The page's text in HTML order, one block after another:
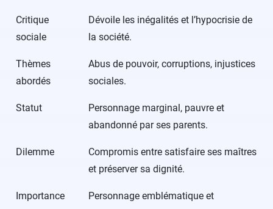
Critique
sociale
Dévoile les inégalités et l’hypocrisie de
la société.
Thèmes
abordés
Abus de pouvoir, corruptions, injustices
sociales.
Statut
Personnage marginal, pauvre et
abandonné par ses parents.
Dilemme
Compromis entre satisfaire ses maîtres
et préserver sa dignité.
Importance
Personnage emblématique et